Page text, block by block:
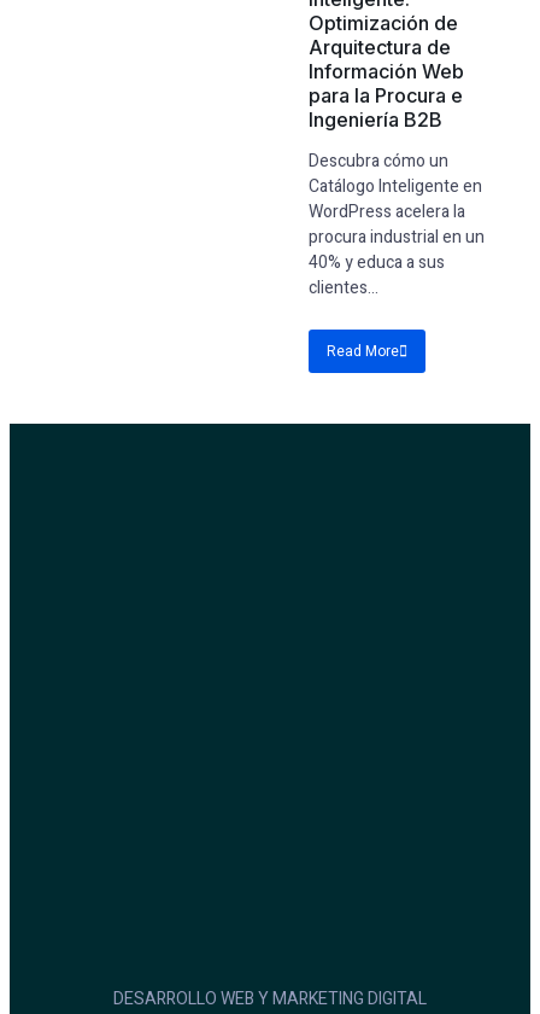
Optimización de
Arquitectura de
Información Web
para la Procura e
Ingeniería B2B
Descubra cómo un
Catálogo Inteligente en
WordPress acelera la
procura industrial en un
40% y educa a sus
clientes...
Read More
DESARROLLO WEB Y MARKETING DIGITAL